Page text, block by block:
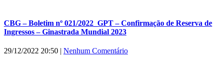
CBG – Boletim nº 021/2022_GPT – Confirmação de Reserva de
Ingressos – Ginastrada Mundial 2023
29/12/2022 20:50 | Nenhum Comentário